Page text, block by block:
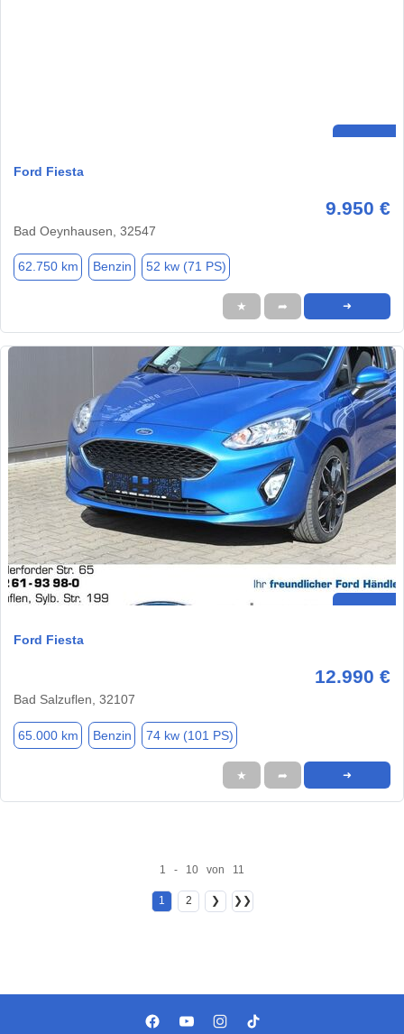
Ford Fiesta
9.950 €
Bad Oeynhausen, 32547
62.750 km Benzin 52 kw (71 PS)
★ ➦ ➜
Ford Fiesta
12.990 €
Bad Salzuflen, 32107
65.000 km Benzin 74 kw (101 PS)
★ ➦ ➜
1 - 10 von 11
1 2 ❯ ❯❯